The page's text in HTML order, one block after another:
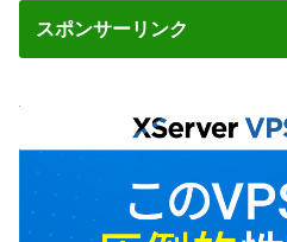
スポンサーリンク